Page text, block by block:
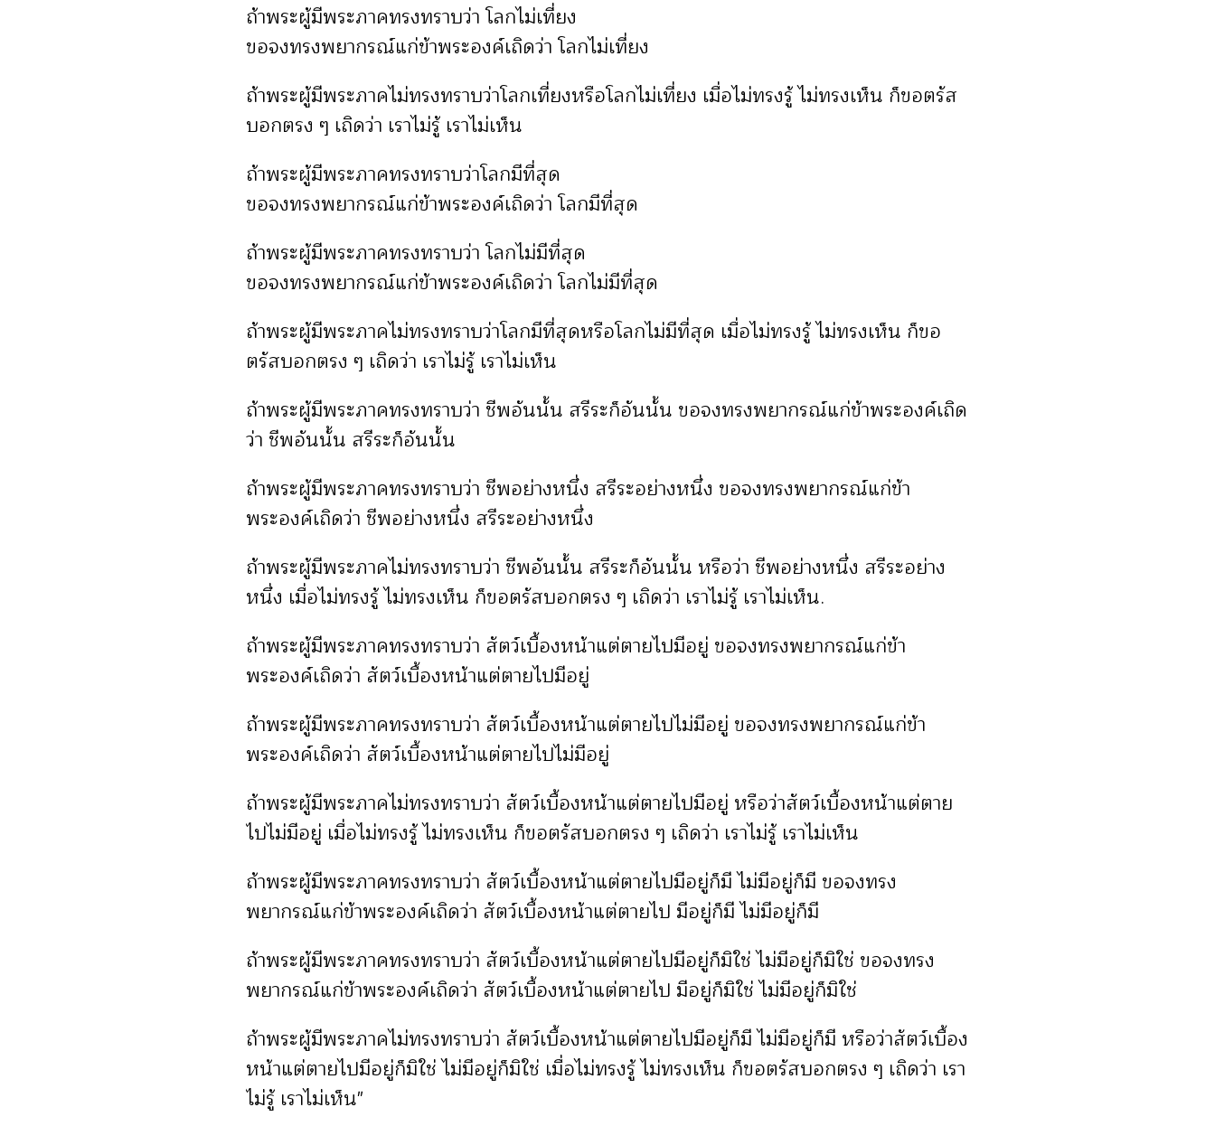
ถ้าพระผู้มีพระภาคทรงทราบว่า โลกไม่เที่ยง
ขอจงทรงพยากรณ์แก่ข้าพระองค์เถิดว่า โลกไม่เที่ยง
ถ้าพระผู้มีพระภาคไม่ทรงทราบว่าโลกเที่ยงหรือโลกไม่เที่ยง เมื่อไม่ทรงรู้ ไม่ทรงเห็น ก็ขอตรัส
บอกตรง ๆ เถิดว่า เราไม่รู้ เราไม่เห็น
ถ้าพระผู้มีพระภาคทรงทราบว่าโลกมีที่สุด
ขอจงทรงพยากรณ์แก่ข้าพระองค์เถิดว่า โลกมีที่สุด
ถ้าพระผู้มีพระภาคทรงทราบว่า โลกไม่มีที่สุด
ขอจงทรงพยากรณ์แก่ข้าพระองค์เถิดว่า โลกไม่มีที่สุด
ถ้าพระผู้มีพระภาคไม่ทรงทราบว่าโลกมีที่สุดหรือโลกไม่มีที่สุด เมื่อไม่ทรงรู้ ไม่ทรงเห็น ก็ขอ
ตรัสบอกตรง ๆ เถิดว่า เราไม่รู้ เราไม่เห็น
ถ้าพระผู้มีพระภาคทรงทราบว่า ชีพอันนั้น สรีระก็อันนั้น ขอจงทรงพยากรณ์แก่ข้าพระองค์เถิด
ว่า ชีพอันนั้น สรีระก็อันนั้น
ถ้าพระผู้มีพระภาคทรงทราบว่า ชีพอย่างหนึ่ง สรีระอย่างหนึ่ง ขอจงทรงพยากรณ์แก่ข้า
พระองค์เถิดว่า ชีพอย่างหนึ่ง สรีระอย่างหนึ่ง
ถ้าพระผู้มีพระภาคไม่ทรงทราบว่า ชีพอันนั้น สรีระก็อันนั้น หรือว่า ชีพอย่างหนึ่ง สรีระอย่าง
หนึ่ง เมื่อไม่ทรงรู้ ไม่ทรงเห็น ก็ขอตรัสบอกตรง ๆ เถิดว่า เราไม่รู้ เราไม่เห็น.
ถ้าพระผู้มีพระภาคทรงทราบว่า สัตว์เบื้องหน้าแต่ตายไปมีอยู่ ขอจงทรงพยากรณ์แก่ข้า
พระองค์เถิดว่า สัตว์เบื้องหน้าแต่ตายไปมีอยู่
ถ้าพระผู้มีพระภาคทรงทราบว่า สัตว์เบื้องหน้าแต่ตายไปไม่มีอยู่ ขอจงทรงพยากรณ์แก่ข้า
พระองค์เถิดว่า สัตว์เบื้องหน้าแต่ตายไปไม่มีอยู่
ถ้าพระผู้มีพระภาคไม่ทรงทราบว่า สัตว์เบื้องหน้าแต่ตายไปมีอยู่ หรือว่าสัตว์เบื้องหน้าแต่ตาย
ไปไม่มีอยู่ เมื่อไม่ทรงรู้ ไม่ทรงเห็น ก็ขอตรัสบอกตรง ๆ เถิดว่า เราไม่รู้ เราไม่เห็น
ถ้าพระผู้มีพระภาคทรงทราบว่า สัตว์เบื้องหน้าแต่ตายไปมีอยู่ก็มี ไม่มีอยู่ก็มี ขอจงทรง
พยากรณ์แก่ข้าพระองค์เถิดว่า สัตว์เบื้องหน้าแต่ตายไป มีอยู่ก็มี ไม่มีอยู่ก็มี
ถ้าพระผู้มีพระภาคทรงทราบว่า สัตว์เบื้องหน้าแต่ตายไปมีอยู่ก็มิใช่ ไม่มีอยู่ก็มิใช่ ขอจงทรง
พยากรณ์แก่ข้าพระองค์เถิดว่า สัตว์เบื้องหน้าแต่ตายไป มีอยู่ก็มิใช่ ไม่มีอยู่ก็มิใช่
ถ้าพระผู้มีพระภาคไม่ทรงทราบว่า สัตว์เบื้องหน้าแต่ตายไปมีอยู่ก็มี ไม่มีอยู่ก็มี หรือว่าสัตว์เบื้อง
หน้าแต่ตายไปมีอยู่ก็มิใช่ ไม่มีอยู่ก็มิใช่ เมื่อไม่ทรงรู้ ไม่ทรงเห็น ก็ขอตรัสบอกตรง ๆ เถิดว่า เรา
ไม่รู้ เราไม่เห็น"